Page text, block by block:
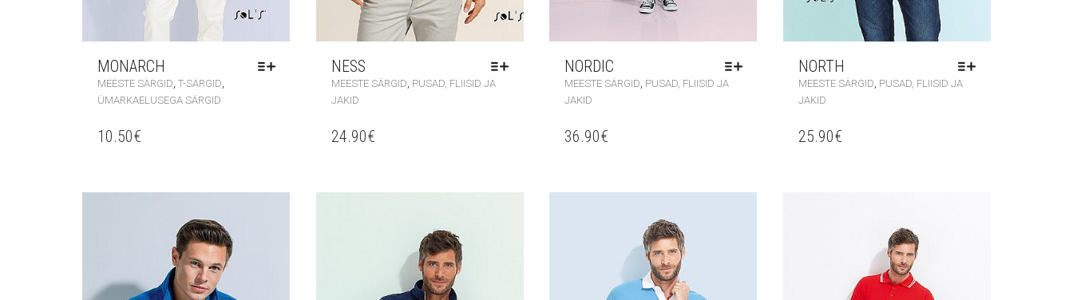
MONARCH
MEESTE SÄRGID T-SÄRGID
ÜMARKAELUSEGA SÄRGID
10.50€
NESS
MEESTE SÄRGID PUSAD, FLIISID JA
JAKID
24.90€
NORDIC
MEESTE SÄRGID PUSAD, FLIISID JA
JAKID
36.90€
NORTH
MEESTE SÄRGID PUSAD, FLIISID JA
JAKID
25.90€